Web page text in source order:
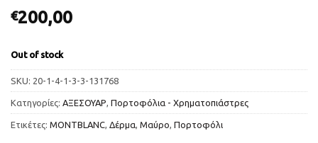
€200,00
Out of stock
SKU: 20-1-4-1-3-3-131768
Κατηγορίες: ΑΞΕΣΟΥΑΡ Πορτοφόλια - Χρηματοπιάστρες
Ετικέτες: MONTBLANC Δέρμα Μαύρο Πορτοφόλι